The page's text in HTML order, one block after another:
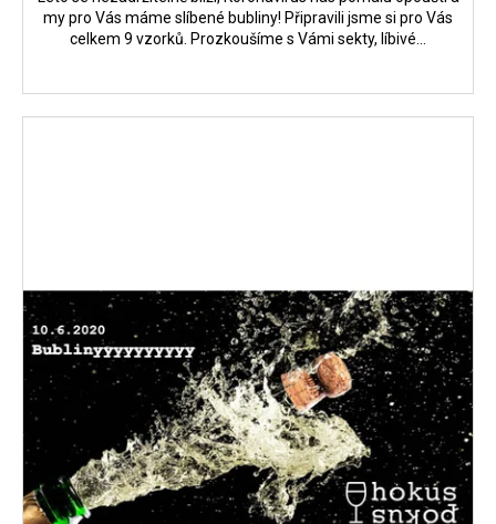
my pro Vás máme slíbené bubliny! Připravili jsme si pro Vás
celkem 9 vzorků. Prozkoušíme s Vámi sekty, líbivé...